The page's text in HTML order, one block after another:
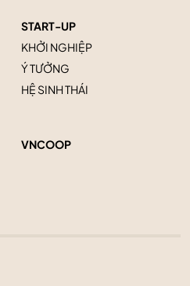
START-UP
KHỞI NGHIỆP
Ý TƯỞNG
HỆ SINH THÁI
VNCOOP